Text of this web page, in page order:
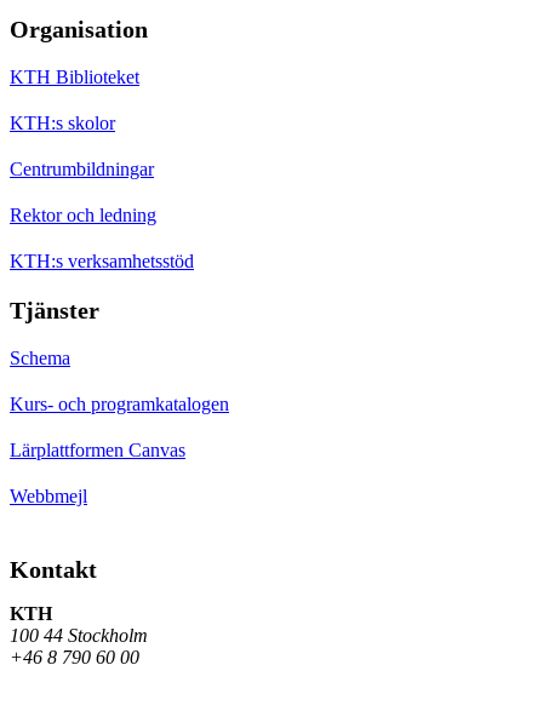
Organisation
KTH Biblioteket
KTH:s skolor
Centrumbildningar
Rektor och ledning
KTH:s verksamhetsstöd
Tjänster
Schema
Kurs- och programkatalogen
Lärplattformen Canvas
Webbmejl
Kontakt
KTH
100 44 Stockholm
+46 8 790 60 00